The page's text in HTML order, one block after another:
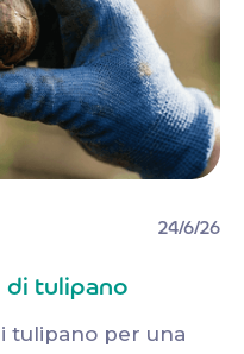
24/6/26
di tulipano
tulipano per una